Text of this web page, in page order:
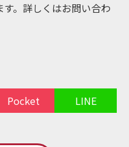
。詳しくはお問い合わ
Pocket LINE